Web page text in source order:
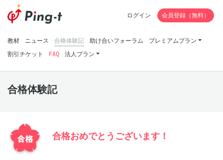
教材 ニュース 合格体験記 助け合いフォーラム
プレミアムプラン
割引チケット
FAQ 法人プラン
ログイン 会員登録（無料）
合格体験記
合格おめでとうございます！